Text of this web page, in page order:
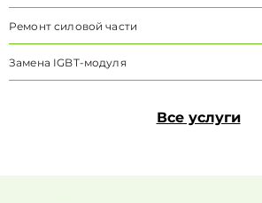
Ремонт силовой части
Замена IGBT-модуля
Все услуги